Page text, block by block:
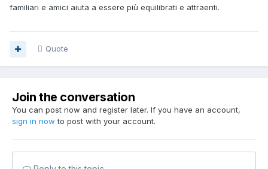
familiari e amici aiuta a essere più equilibrati e attraenti.
Quote
Join the conversation
You can post now and register later. If you have an account,
sign in now to post with your account.